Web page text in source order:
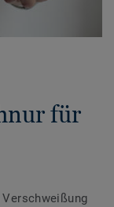
für